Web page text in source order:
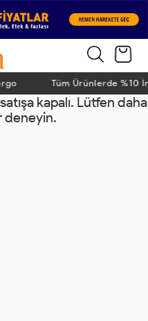
Tüm Ürünlerde
kapalı. Lütfen daha
deneyin.